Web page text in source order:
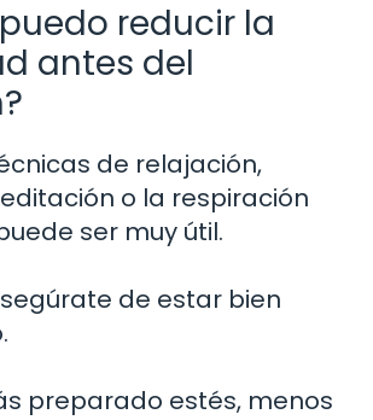
reducir la
antes del
de relajación,
o la respiración
ser muy útil.
de estar bien
preparado estés, menos